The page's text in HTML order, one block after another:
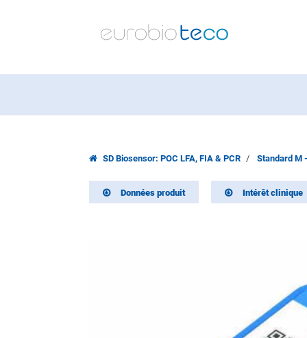
SD Biosensor: POC LFA, FIA & PCR Standard M
Données produit Intérêt clinique